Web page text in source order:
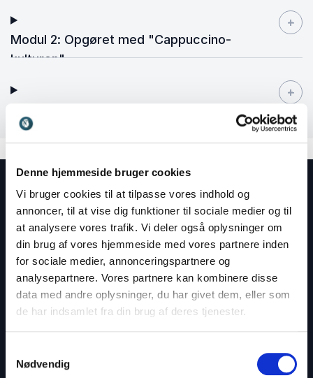
Denne hjemmeside bruger cookies
Vi bruger cookies til at tilpasse vores indhold og
annoncer, til at vise dig funktioner til sociale medier og til
at analysere vores trafik. Vi deler også oplysninger om
din brug af vores hjemmeside med vores partnere inden
for sociale medier, annonceringspartnere og
analysepartnere. Vores partnere kan kombinere disse
data med andre oplysninger, du har givet dem, eller som
de har indsamlet fra din brug af deres tjenester.
Nødvendig
Modul 2: Opgøret med "Cappuccino-
kulturen"
+
-
+
-
Workshoppen giver jer:
Konkrete redskaber til at håndtere konflikter
fremfor at undgå dem
Dyb indsigt i egne reaktionsmønstre og forståelse
for kollegers "trykknapper"
Et opgør med "Cappuccino-kulturen" og
Styrket evne til at lytte aktivt, hvilket skaber